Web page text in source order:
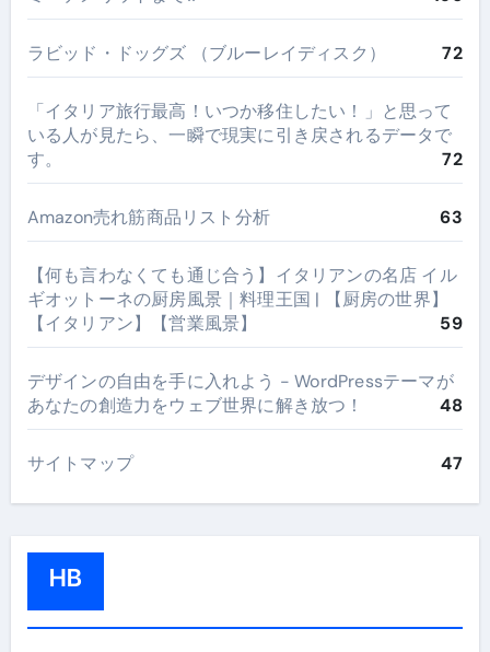
ラビッド・ドッグズ （ブルーレイディスク） 72
​「イタリア旅行最高！いつか移住したい！」と思って
いる人が見たら、一瞬で現実に引き戻されるデータで
す。
72
Amazon売れ筋商品リスト分析 63
【何も言わなくても通じ合う】イタリアンの名店 イル
ギオットーネの厨房風景｜料理王国 | 【厨房の世界】
【イタリアン】【営業風景】
59
デザインの自由を手に入れよう - WordPressテーマが
あなたの創造力をウェブ世界に解き放つ！
48
サイトマップ 47
HB